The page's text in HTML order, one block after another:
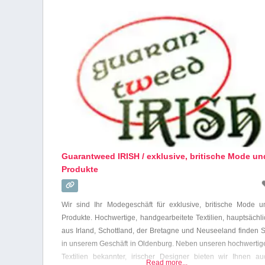
Guarantweed IRISH / exklusive, britische Mode
Produkte
Wir sind Ihr Modegeschäft für exklusive, britische Mode
Produkte. Hochwertige, handgearbeitete Textilien,
aus Irland, Schottland, der Bretagne und Neuseeland finden
in unserem Geschäft in Oldenburg. Neben unseren
Textilien bekannter, irischer Designer bieten wir Ihnen
Read more...